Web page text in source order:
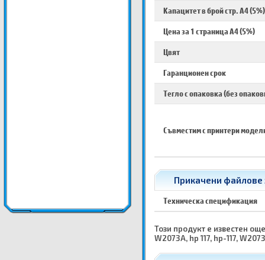
Капацитет в брой стр. A4 (5%)
Цена за 1 страница A4 (5%)
Цвят
Гаранционен срок
Тегло с опаковка (без
Съвместим с принтери
Прикачени файлове
Техническа спецификация
Този продукт е известен още
W2073A, hp 117, hp-117,